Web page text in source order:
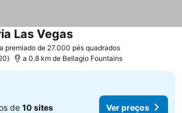
premiado de 27.000 pés quadrados
Las Vegas
a 0.8 km de Bellagio Fountains
de 10 sites Ver preços